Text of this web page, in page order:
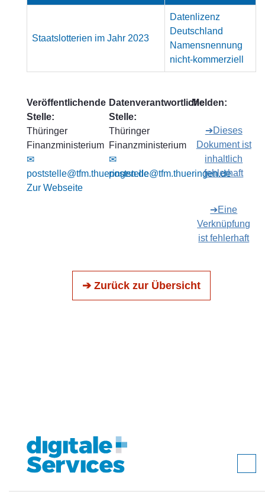
Staatslotterien im Jahr 2023
Datenlizenz
Deutschland
Namensnennung
nicht-kommerziell
Veröffentlichende
Stelle:
Thüringer
Finanzministerium
✉
poststelle@tfm.thueringen.de
Zur Webseite
Datenverantwortliche
Stelle:
Thüringer
Finanzministerium
✉
poststelle@tfm.thueringen.de
Melden:
➔Dieses
Dokument ist
inhaltlich
fehlerhaft
➔Eine
Verknüpfung
ist fehlerhaft
➔ Zurück zur Übersicht